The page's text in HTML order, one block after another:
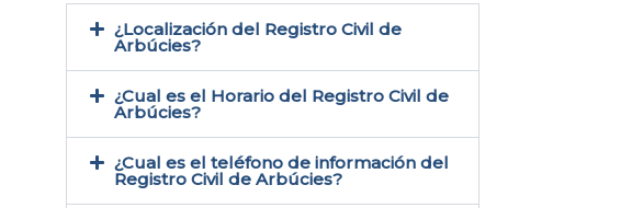
¿Localización del Registro Civil de
Arbúcies​?
¿Cual es el Horario del Registro Civil de
Arbúcies?
¿Cual es el teléfono de información del
Registro Civil de Arbúcies​?